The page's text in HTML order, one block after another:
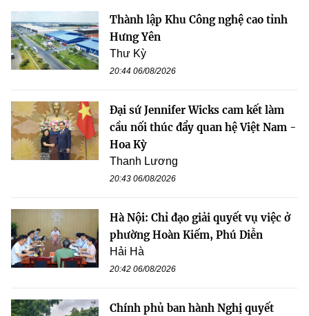
Thành lập Khu Công nghệ cao tỉnh
Hưng Yên
Thư Kỳ
20:44 06/08/2026
Đại sứ Jennifer Wicks cam kết làm
cầu nối thúc đẩy quan hệ Việt Nam -
Hoa Kỳ
Thanh Lương
20:43 06/08/2026
Hà Nội: Chỉ đạo giải quyết vụ việc ở
phường Hoàn Kiếm, Phú Diễn
Hải Hà
20:42 06/08/2026
Chính phủ ban hành Nghị quyết